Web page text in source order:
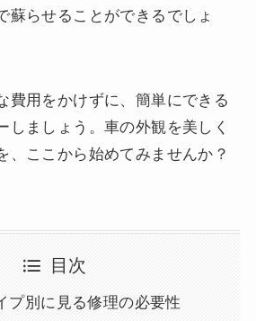
蘇らせることができるでしょ
費用をかけずに、簡単にできる
しましょう。車の外観を美しく
、ここから始めてみませんか？
目次
プ別に見る修理の必要性